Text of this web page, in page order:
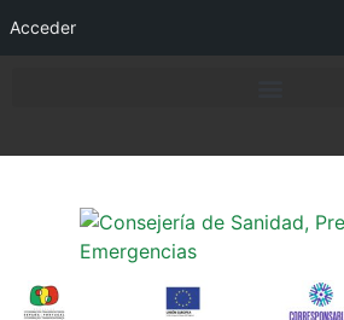
Acceder